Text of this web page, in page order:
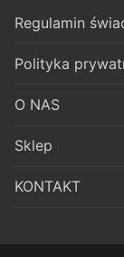
Regulamin
Polityka
O NAS
Sklep
KONTAKT